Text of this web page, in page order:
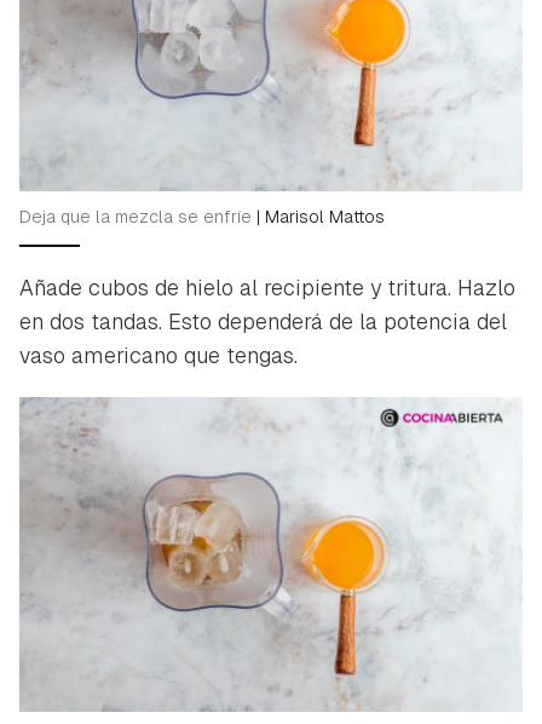
Deja que la mezcla se enfríe | Marisol Mattos
Añade cubos de hielo al recipiente y tritura. Hazlo
en dos tandas. Esto dependerá de la potencia del
vaso americano que tengas.